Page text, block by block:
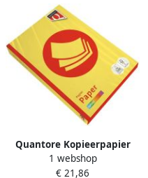
Quantore Kopieerpapier
Colour A3 80gr zwavelgeel
500 vel
1 webshop
€ 21,86